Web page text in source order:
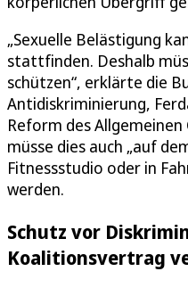
„Sexuelle Belästigung
stattfinden. Deshalb
schützen“, erklärte die
Antidiskriminierung,
Reform des
müsse dies auch „auf
Fitnessstudio oder in
werden.
Schutz vor
Koalitionsvertrag